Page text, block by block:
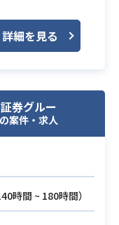
としてご参画い
装落とし込みに
社内説明資料の
いただく想定で
詳細を見る
券グルー
の案件・求人
時間 ~ 180時間）